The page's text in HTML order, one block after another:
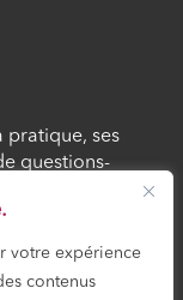
votre expérience
contenus
pratique, ses
questions-
et accessibles